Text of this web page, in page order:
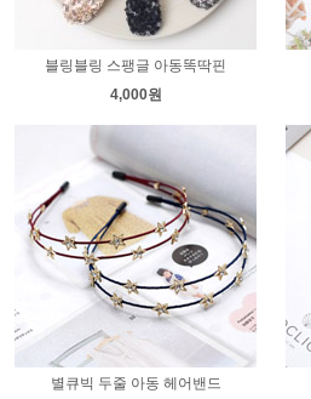
블링블링 스팽글 아동똑딱핀
4,000원
별큐빅 두줄 아동 헤어밴드